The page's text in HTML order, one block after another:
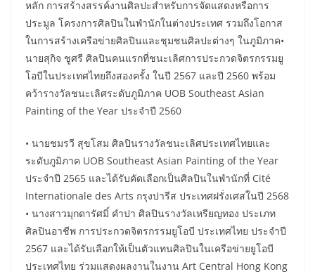
หลัก การสร้างสรรค์งานศิลปะสำหรับการจัดแสดงหรือการ
ประมูล โครงการศิลปินในพำนักในต่างประเทศ รวมถึงโอกาส
ในการสร้างเครือข่ายศิลปินและชุมชนศิลปะต่างๆ ในภูมิภาค•
นายสุกิจ ชูศรี ศิลปินคนแรกที่ชนะเลิศการประกวดจิตรกรรมยู
โอบีในประเทศไทยถึงสองครั้ง ในปี 2567 และปี 2560 พร้อม
คว้ารางวัลชนะเลิศระดับภูมิภาค UOB Southeast Asian
Painting of the Year ประจำปี 2560
• นายชมรวี สุขโสม ศิลปินรางวัลชนะเลิศประเทศไทยและ
ระดับภูมิภาค UOB Southeast Asian Painting of the Year
ประจำปี 2565 และได้รับคัดเลือกเป็นศิลปินในพำนักที่ Cité
Internationale des Arts กรุงปารีส ประเทศฝรั่งเศสในปี 2568
• นางสาวมุกดารัศมิ์ คำปา ศิลปินรางวัลเหรียญทอง ประเภท
ศิลปินอาชีพ การประกวดจิตรกรรมยูโอบี ประเทศไทย ประจำปี
2567 และได้รับเลือกให้เป็นตัวแทนศิลปินในเครือข่ายยูโอบี
ประเทศไทย ร่วมแสดงผลงานในงาน Art Central Hong Kong